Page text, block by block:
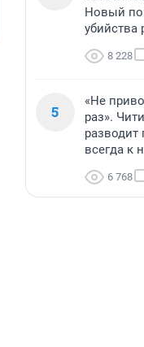
Новый
убийства
8 228
5
«Не
раз».
разводит
всегда к
6 768